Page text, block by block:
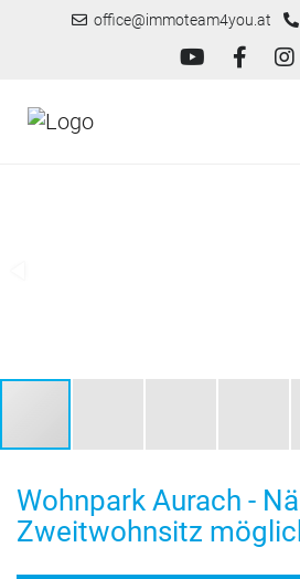
office@immoteam4you.at
Wohnpark Aurach -
Zweitwohnsitz